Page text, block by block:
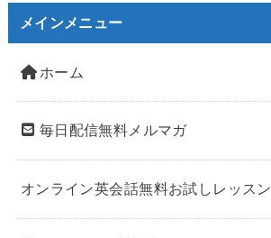
メインメニュー
ホーム
毎日配信無料メルマガ
オンライン英会話無料お試しレッスン